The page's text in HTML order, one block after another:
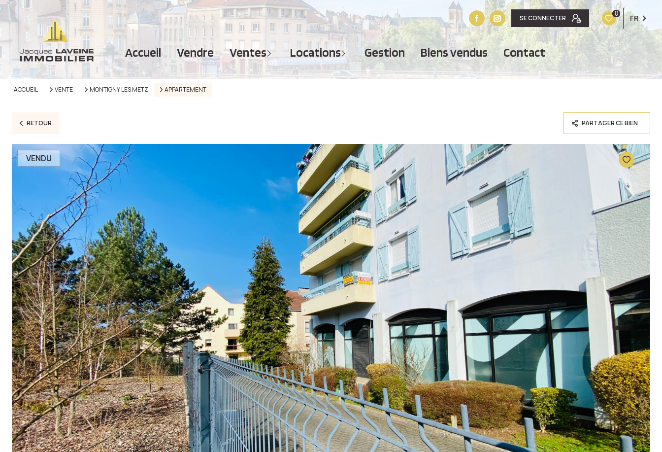
SE CONNECTER
0 FR
accueil vendre ventes
MAISONS
APPARTEMENTS
TERRAINS
IMMEUBLES
GARAGES - PARKINGS
locations
APPARTEMENTS
TERRAINS
IMMEUBLES
GARAGES - PARKINGS
gestion biens vendus contact
ACCUEIL VENTE MONTIGNY LES METZ APPARTEMENT
RETOUR PARTAGER CE BIEN
VENDU